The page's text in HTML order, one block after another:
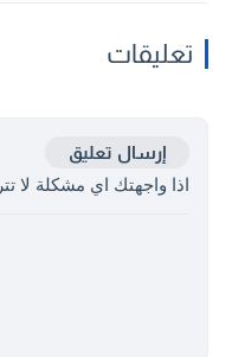
تعليقات
إرسال تعليق
اذا واجهتك اي مشكلة لا